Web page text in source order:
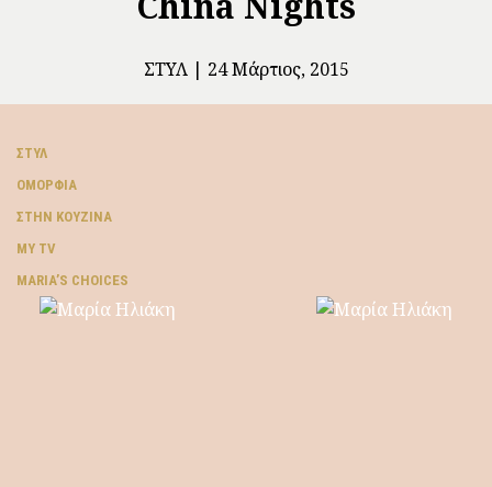
ΣΤΥΛ 24 Μάρτιος, 2015
ΣΤΥΛ
ΟΜΟΡΦΙΆ
ΣΤΗΝ ΚΟΥΖΊΝΑ
MY TV
ΜARIA’S CHOICES